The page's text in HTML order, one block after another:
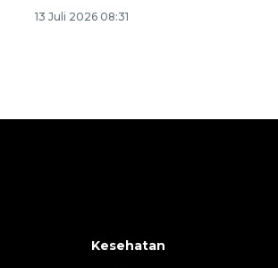
13 Juli 2026 08:31
Kesehatan